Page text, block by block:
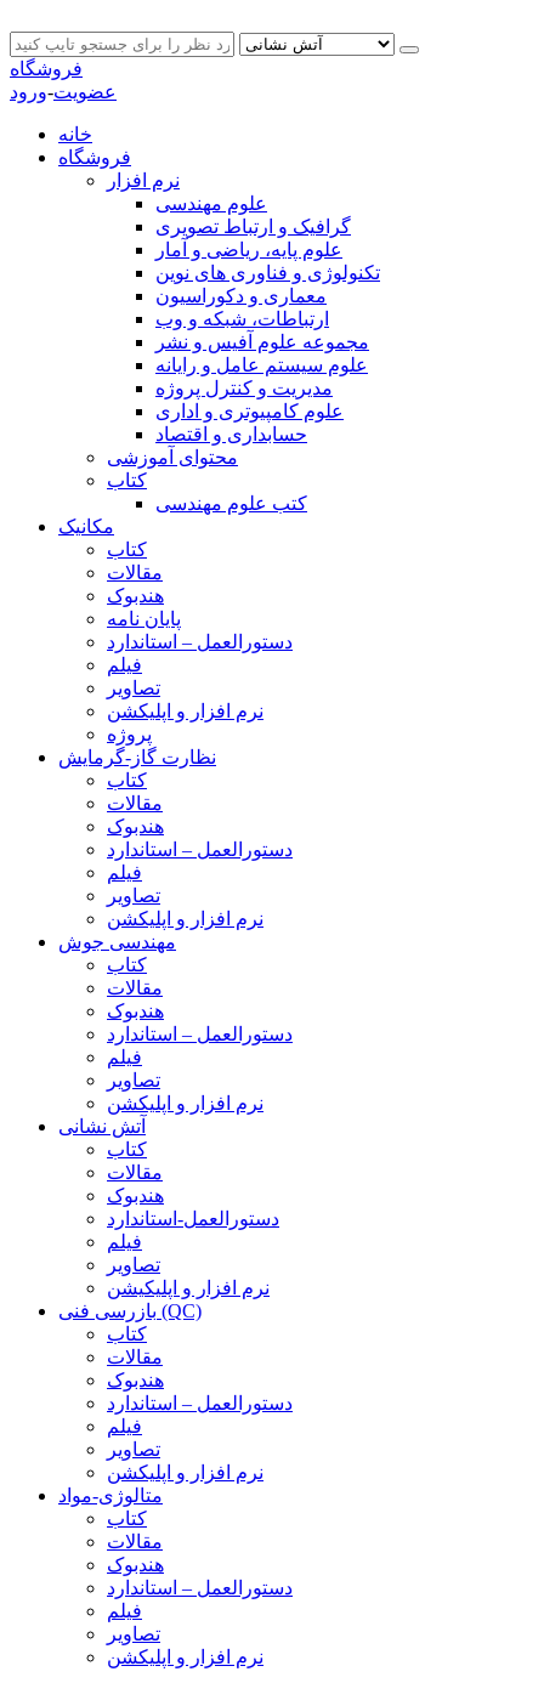
فروشگاه
عضویت-ورود
خانه
فروشگاه
نرم افزار
علوم مهندسی
گرافیک و ارتباط تصویری
علوم پایه، ریاضی و آمار
تکنولوژی و فناوری های نوین
معماری و دکوراسیون
ارتباطات، شبکه و وب
مجموعه علوم آفیس و نشر
علوم سیستم عامل و رایانه
مدیریت و کنترل پروژه
علوم کامپیوتری و اداری
حسابداری و اقتصاد
محتوای آموزشی
کتاب
کتب علوم مهندسی
مکانیک
کتاب
مقالات
هندبوک
پایان نامه
دستورالعمل – استاندارد
فیلم
تصاویر
نرم افزار و اپلیکشن
پروژه
نظارت گاز-گرمایش
کتاب
مقالات
هندبوک
دستورالعمل – استاندارد
فیلم
تصاویر
نرم افزار و اپلیکشن
مهندسی جوش
کتاب
مقالات
هندبوک
دستورالعمل – استاندارد
فیلم
تصاویر
نرم افزار و اپلیکشن
آتش نشانی
کتاب
مقالات
هندبوک
دستورالعمل-استاندارد
فیلم
تصاویر
نرم افزار و اپلیکیشن
بازرسی فنی (QC)
کتاب
مقالات
هندبوک
دستورالعمل – استاندارد
فیلم
تصاویر
نرم افزار و اپلیکشن
متالوژی-مواد
کتاب
مقالات
هندبوک
دستورالعمل – استاندارد
فیلم
تصاویر
نرم افزار و اپلیکشن